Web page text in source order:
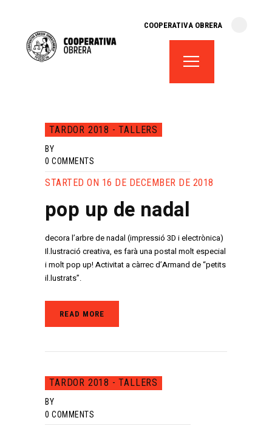
COOPERATIVA OBRERA
fes-te soci
lloguer d’espais
TARDOR 2018 - TALLERS
BY
0 COMMENTS
STARTED ON 16 DE DECEMBER DE 2018
pop up de nadal
decora l’arbre de nadal (impressió 3D i electrònica)
Il.lustració creativa, es farà una postal molt especial
i molt pop up! Activitat a càrrec d’Armand de “petits
il.lustrats”.
READ MORE
TARDOR 2018 - TALLERS
BY
0 COMMENTS